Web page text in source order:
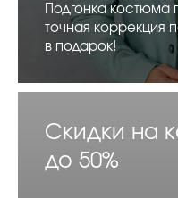
Подгонка костюма
точная коррекция
в подарок!
Скидки на
до 50%